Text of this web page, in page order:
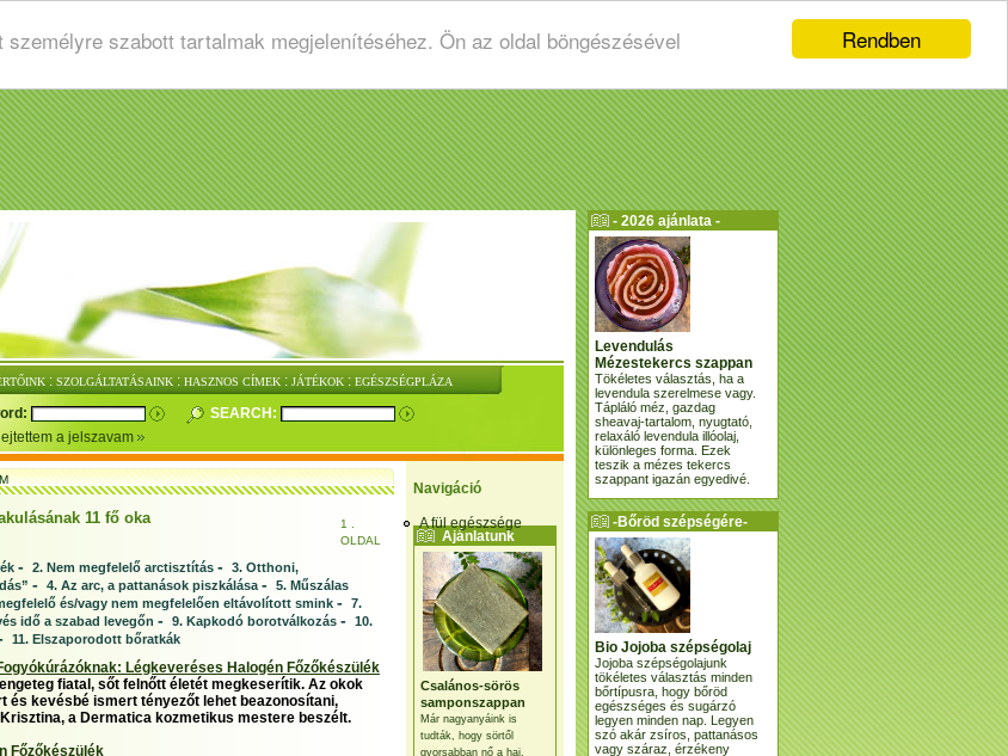
Rendben
szabott tartalmak megjelenítéséhez. Ön az oldal böngészésével
: SZOLGÁLTATÁSAINK : HASZNOS CÍMEK : JÁTÉKOK : EGÉSZSÉGPLÁZA
SEARCH:
a jelszavam
Navigáció
A fül egészsége
Ajánlatunk
Csalános-sörös
samponszappan
Már nagyanyáink is
tudták, hogy sörtől
gyorsabban nő a haj,
11 fő oka
1 .
OLDAL
- 2. Nem megfelelő arctisztítás - 3. Otthoni,
- 4. Az arc, a pattanások piszkálása - 5. Műszálas
és/vagy nem megfelelően eltávolított smink - 7.
idő a szabad levegőn - 9. Kapkodó borotválkozás - 10.
11. Elszaporodott bőratkák
Légkeveréses Halogén Főzőkészülék
fiatal, sőt felnőtt életét megkeserítik. Az okok
és kevésbé ismert tényezőt lehet beazonosítani,
a Dermatica kozmetikus mestere beszélt.
Főzőkészülék
- 2026 ajánlata -
Levendulás
Mézestekercs szappan
Tökéletes választás, ha a
levendula szerelmese vagy.
Tápláló méz, gazdag
sheavaj-tartalom, nyugtató,
relaxáló levendula illóolaj,
különleges forma. Ezek
teszik a mézes tekercs
szappant igazán egyedivé.
-Bőröd szépségére-
Bio Jojoba szépségolaj
Jojoba szépségolajunk
tökéletes választás minden
bőrtípusra, hogy bőröd
egészséges és sugárzó
legyen minden nap. Legyen
szó akár zsíros, pattanásos
vagy száraz, érzékeny